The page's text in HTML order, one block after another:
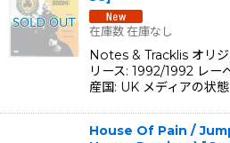
在庫数 在庫なし
Notes & Tracklis オリジ
リース: 1992/1992 レ
産国: UK メディアの状
House Of Pain /